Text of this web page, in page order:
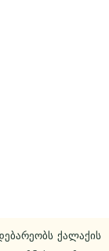
ქალაქის